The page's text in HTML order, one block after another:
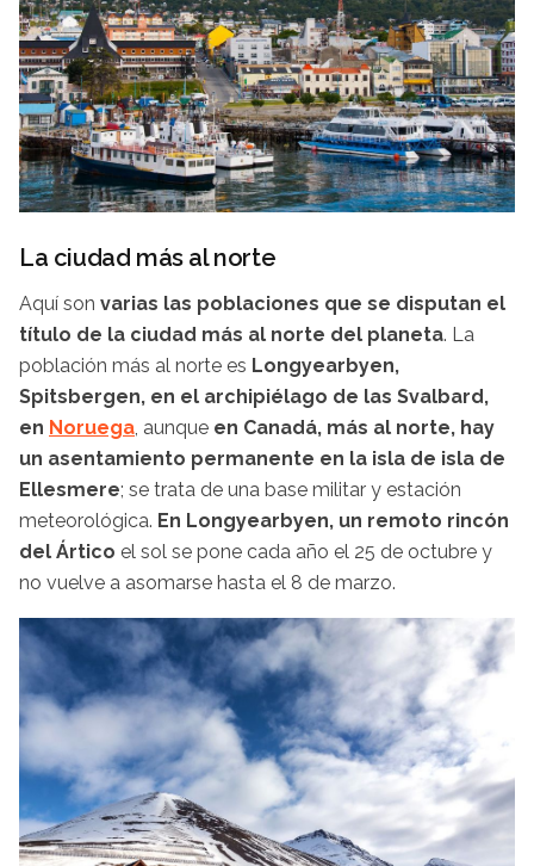
La ciudad más al norte
Aquí son varias las poblaciones que se disputan el
título de la ciudad más al norte del planeta. La
población más al norte es Longyearbyen,
Spitsbergen, en el archipiélago de las Svalbard,
en Noruega, aunque en Canadá, más al norte, hay
un asentamiento permanente en la isla de isla de
Ellesmere; se trata de una base militar y estación
meteorológica. En Longyearbyen, un remoto rincón
del Ártico el sol se pone cada año el 25 de octubre y
no vuelve a asomarse hasta el 8 de marzo.